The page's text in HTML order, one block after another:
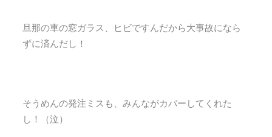
旦那の車の窓ガラス、ヒビですんだから大事故になら
ずに済んだし！
そうめんの発注ミスも、みんながカバーしてくれた
し！（泣）